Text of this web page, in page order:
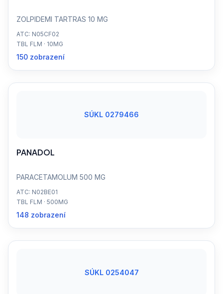
ZOLPIDEMI TARTRAS 10 MG
ATC: N05CF02
TBL FLM · 10MG
150 zobrazení
SÚKL 0279466
PANADOL
PARACETAMOLUM 500 MG
ATC: N02BE01
TBL FLM · 500MG
148 zobrazení
SÚKL 0254047